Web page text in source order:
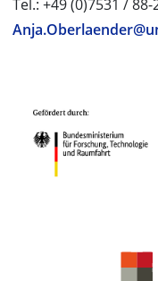
Tel.: +49 (0)7531 / 88-